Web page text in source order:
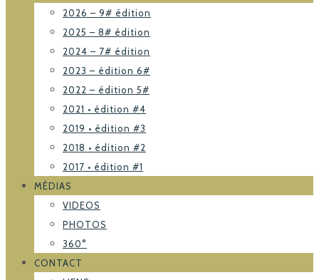
2026 – 9# édition
2025 – 8# édition
2024 – 7# édition
2023 – édition 6#
2022 – édition 5#
2021 • édition #4
2019 • édition #3
2018 • édition #2
2017 • édition #1
MÉDIAS
VIDEOS
PHOTOS
360°
CONTACT